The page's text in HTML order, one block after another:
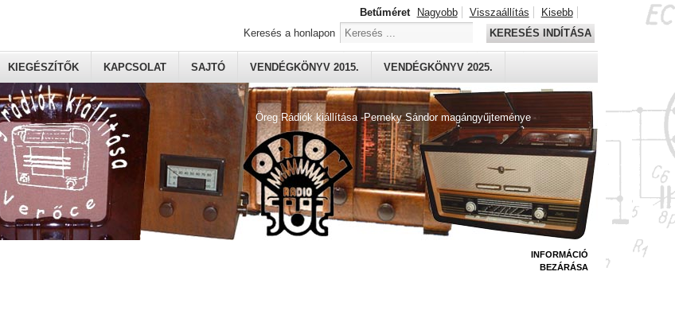
Öreg Rádiók kiállítása -Perneky Sándor magángyűjteménye
KIEGÉSZÍTŐK KAPCSOLAT SAJTÓ VENDÉGKÖNYV 2015. VENDÉGKÖNYV 2025.
Betűméret Nagyobb Visszaállítás
Kisebb
Keresés a honlapon
KERESÉS INDÍTÁSA
INFORMÁCIÓ
BEZÁRÁSA